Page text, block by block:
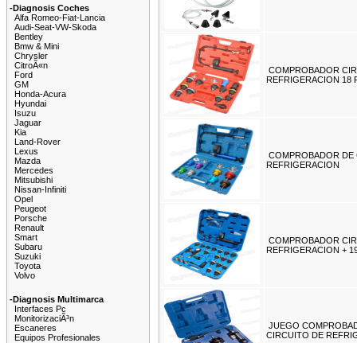
-Diagnosis Coches
Alfa Romeo-Fiat-Lancia
Audi-Seat-VW-Skoda
Bentley
Bmw & Mini
Chrysler
CitroÃ«n
Ford
GM
Honda-Acura
Hyundai
Isuzu
Jaguar
Kia
Land-Rover
Lexus
Mazda
Mercedes
Mitsubishi
Nissan-Infiniti
Opel
Peugeot
Porsche
Renault
Smart
Subaru
Suzuki
Toyota
Volvo
-Diagnosis Multimarca
Interfaces Pc
MonitorizaciÃ³n
Escaneres
Equipos Profesionales
COMPROBADOR
REFRIGERACION 18
COMPROBADOR DE
REFRIGERACION
COMPROBADOR
REFRIGERACION +
JUEGO
CIRCUITO DE